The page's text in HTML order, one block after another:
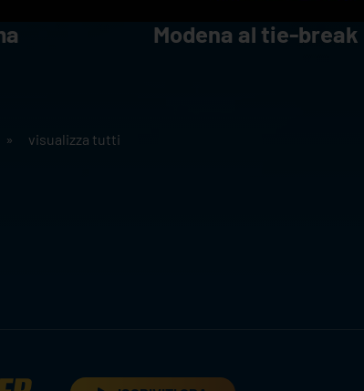
Rana Verona lotta,
Modena al tie-break
» visualizza tutti